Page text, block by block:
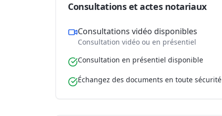
Consultations et actes notariaux
Consultations vidéo disponibles
Consultation vidéo ou en présentiel
Consultation en présentiel disponible
Échangez des documents en toute sécurité